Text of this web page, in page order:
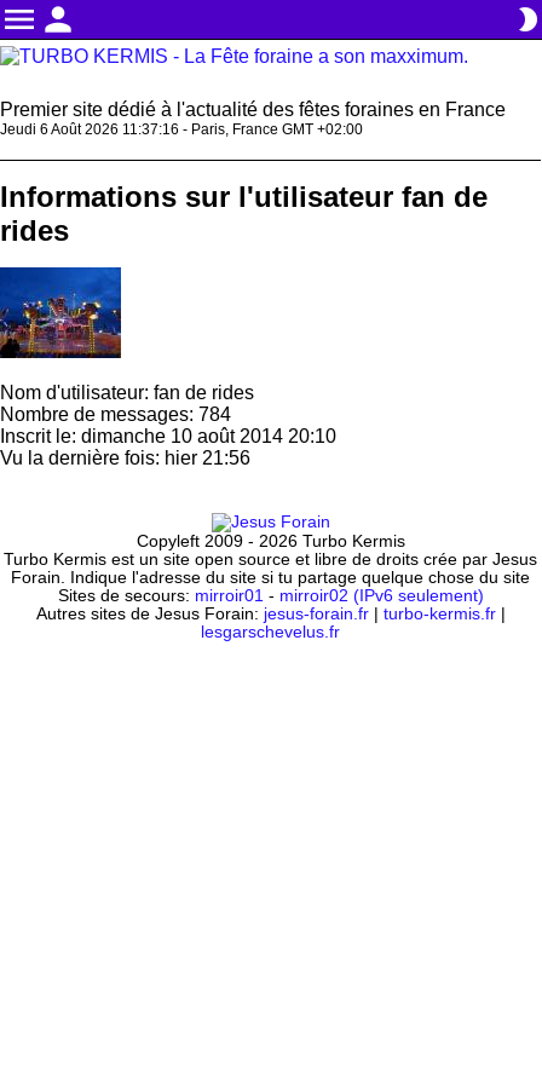
menu person brightness_2
Premier site dédié à l'actualité des fêtes foraines en France
Jeudi 6 Août 2026 11:37:16 - Paris, France GMT +02:00
Informations sur l'utilisateur fan de
rides
Nom d'utilisateur: fan de rides
Nombre de messages: 784
Inscrit le: dimanche 10 août 2014 20:10
Vu la dernière fois: hier 21:56
Copyleft 2009 - 2026 Turbo Kermis
Turbo Kermis est un site open source et libre de droits crée par Jesus
Forain. Indique l'adresse du site si tu partage quelque chose du site
Sites de secours: mirroir01 - mirroir02 (IPv6 seulement)
Autres sites de Jesus Forain: jesus-forain.fr| turbo-kermis.fr|
lesgarschevelus.fr